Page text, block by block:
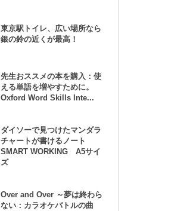
東京駅トイレ、広い場所なら
銀の鈴の近くが最高！
先生おススメの本を購入：使
える単語を増やすために。
Oxford Word Skills Inte...
ダイソーで見つけたマンダラ
チャートが書けるノート
SMART WORKING A5サイ
ズ
Over and Over ～夢は終わら
ない：カラオケバトルの曲